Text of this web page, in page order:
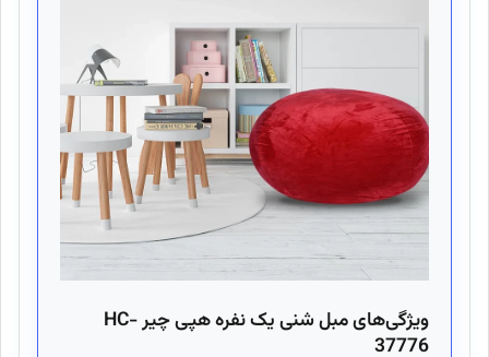
ویژگی‌های مبل شنی یک نفره هپی چیر HC-
37776